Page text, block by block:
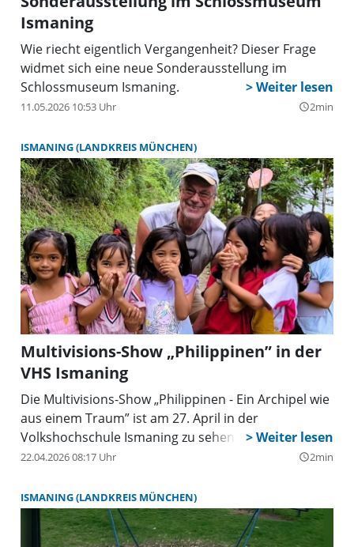
Ismaning
Wie riecht eigentlich Vergangenheit? Dieser Frage
widmet sich eine neue Sonderausstellung im
Schlossmuseum Ismaning.
11.05.2026 10:53 Uhr query_builder2min
ISMANING (LANDKREIS MÜNCHEN)
Multivisions-Show „Philippinen” in der
VHS Ismaning
Die Multivisions-Show „Philippinen - Ein Archipel wie
aus einem Traum” ist am 27. April in der
Volkshochschule Ismaning zu sehen.
22.04.2026 08:17 Uhr query_builder2min
ISMANING (LANDKREIS MÜNCHEN)